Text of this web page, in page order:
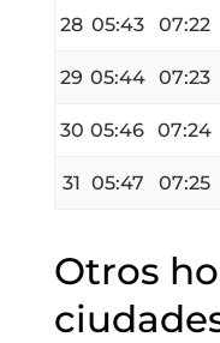
28 05:43 07:22
29 05:44 07:23
30 05:46 07:24
31 05:47 07:25
Otros